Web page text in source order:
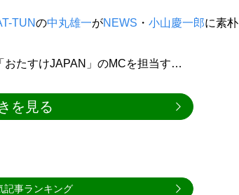
TUNの中丸雄一がNEWS ・ 小山慶一郎に素朴
おたすけJAPAN」のMCを担当す…
を見る
記事ランキング